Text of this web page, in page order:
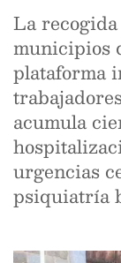
La
municipios
plataforma
acumula
urgencias
psiquiatría